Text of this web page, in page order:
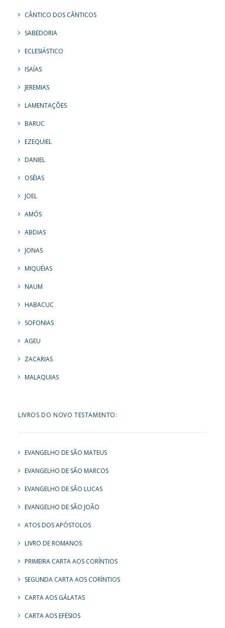
CÂNTICO DOS CÂNTICOS
SABEDORIA
ECLESIÁSTICO
ISAÍAS
JEREMIAS
LAMENTAÇÕES
BARUC
EZEQUIEL
DANIEL
OSÉIAS
JOEL
AMÓS
ABDIAS
JONAS
MIQUÉIAS
NAUM
HABACUC
SOFONIAS
AGEU
ZACARIAS
MALAQUIAS
LIVROS DO NOVO TESTAMENTO:
EVANGELHO DE SÃO MATEUS
EVANGELHO DE SÃO MARCOS
EVANGELHO DE SÃO LUCAS
EVANGELHO DE SÃO JOÃO
ATOS DOS APÓSTOLOS
LIVRO DE ROMANOS
PRIMEIRA CARTA AOS CORÍNTIOS
SEGUNDA CARTA AOS CORÍNTIOS
CARTA AOS GÁLATAS
CARTA AOS EFÉSIOS